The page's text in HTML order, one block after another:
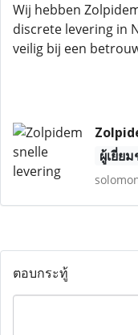
Wij hebben
discrete levering in
veilig bij een
ผู้เยี่ย
ตอบกระทู้